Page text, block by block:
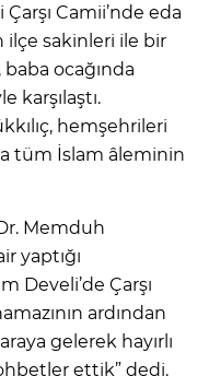
Camii’nde eda
ilçe sakinleri ile bir
baba ocağında
karşılaştı.
hemşehrileri
tüm İslam âleminin
Memduh
yaptığı
Develi’de Çarşı
ardından
gelerek hayırlı
ettik” dedi.